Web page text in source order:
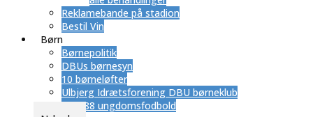
Reklamebande på stadion
Bestil Vin
Børn
Børnepolitik
DBUs børnesyn
10 børneløfter
Ulbjerg Idrætsforening DBU børneklub
SUB 88 ungdomsfodbold